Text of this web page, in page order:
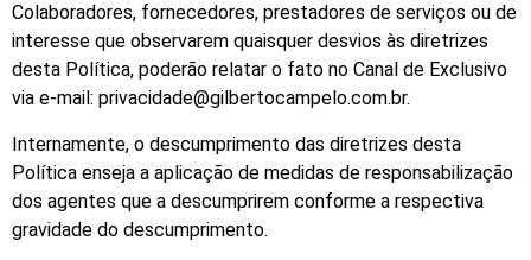
Colaboradores, fornecedores, prestadores de serviços ou de
interesse que observarem quaisquer desvios às diretrizes
desta Política, poderão relatar o fato no Canal de Exclusivo
via e-mail: privacidade@gilbertocampelo.com.br.
Internamente, o descumprimento das diretrizes desta
Política enseja a aplicação de medidas de responsabilização
dos agentes que a descumprirem conforme a respectiva
gravidade do descumprimento.